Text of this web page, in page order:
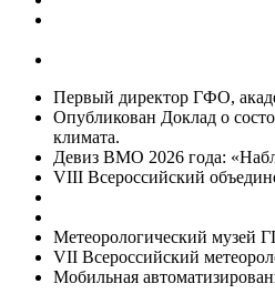
Первый директор ГФО,
Опубликован Доклад о
климата.
Девиз ВМО 2026 года:
VIII Всероссийский
Метеорологический музей
VII Всероссийский
Мобильная